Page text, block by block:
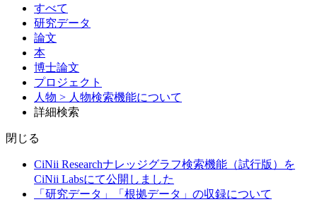
すべて
研究データ
論文
本
博士論文
プロジェクト
人物 > 人物検索機能について
詳細検索
閉じる
CiNii Researchナレッジグラフ検索機能（試行版）を
CiNii Labsにて公開しました
「研究データ」「根拠データ」の収録について